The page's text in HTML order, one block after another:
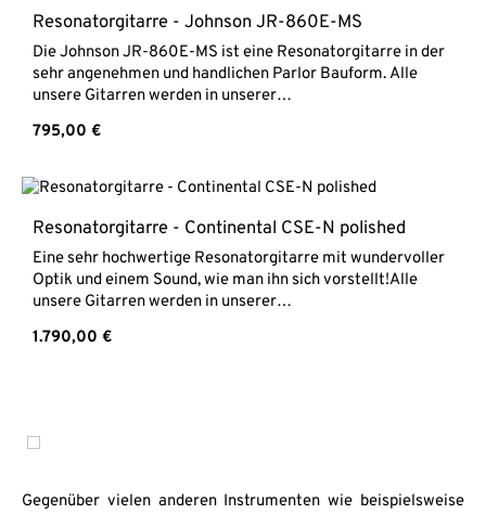
Resonatorgitarre - Johnson JR-860E-MS
Die Johnson JR-860E-MS ist eine Resonatorgitarre in der
sehr angenehmen und handlichen Parlor Bauform. Alle
unsere Gitarren werden in unserer
860E-MSParlor ResonatorgitarreKorpus aus
MahagoniPalisander GriffbrettSattelbreite 46 mmMensur
Regulärer Preis:
795,00 €
Resonatorgitarre - Continental CSE-N polished
Eine sehr hochwertige Resonatorgitarre mit wundervoller
Optik und einem Sound, wie man ihn sich vorstellt!Alle
unsere Gitarren werden in unserer
CSE-N polishedSingle Cone ResonatorgitarreKorpus aus
648 mm
Regulärer Preis:
1.790,00 €
Gegenüber vielen anderen Instrumenten wie beispielsweise